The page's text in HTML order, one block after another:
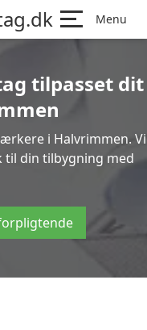
Menu
tilpasset dit
i Halvrimmen. Vi
til din tilbygning med